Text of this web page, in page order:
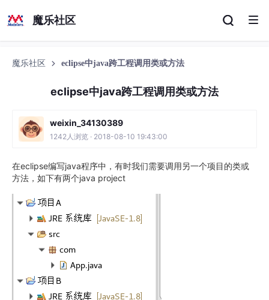
魔乐社区
魔乐社区 eclipse中java跨工程调用类或方法
eclipse中java跨工程调用类或方法
weixin_34130389
1242人浏览 · 2018-08-10 19:43:00
在eclipse编写java程序中，有时我们需要调用另一个项目的类或
方法，如下有两个java project